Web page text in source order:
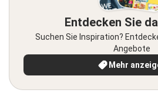
Entdecken Sie
Suchen Sie Inspiration?
Angebote
Mehr